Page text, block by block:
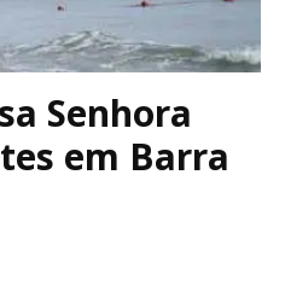
Senhora
em Barra